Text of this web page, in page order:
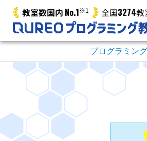
教室数国内 No.1※1 全国3274教
プログラミン